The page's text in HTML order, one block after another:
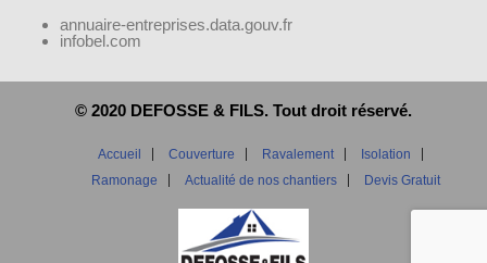
annuaire-entreprises.data.gouv.fr
infobel.com
© 2020 DEFOSSE & FILS. Tout droit réservé.
Accueil Couverture Ravalement
Isolation
Ramonage
Actualité de nos chantiers Devis Gratuit